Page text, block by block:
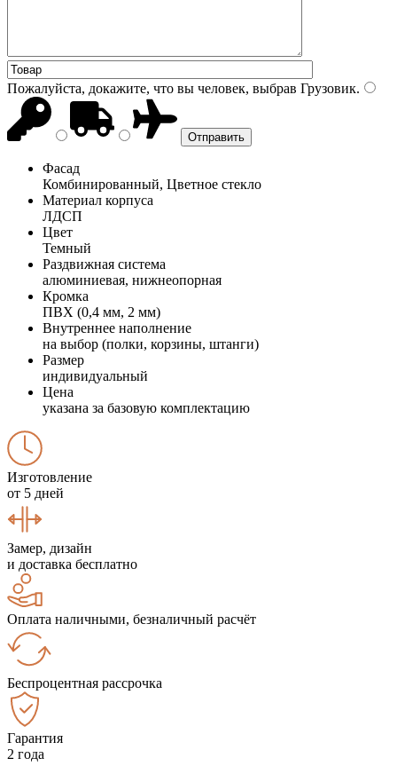
Пожалуйста, докажите, что вы человек, выбрав Грузовик.
Фасад
Комбинированный, Цветное стекло
Материал корпуса
ЛДСП
Цвет
Темный
Раздвижная система
алюминиевая, нижнеопорная
Кромка
ПВХ (0,4 мм, 2 мм)
Внутреннее наполнение
на выбор (полки, корзины, штанги)
Размер
индивидуальный
Цена
указана за базовую комплектацию
Изготовление
от 5 дней
Замер, дизайн
и доставка бесплатно
Оплата наличными, безналичный расчёт
Беспроцентная рассрочка
Гарантия
2 года